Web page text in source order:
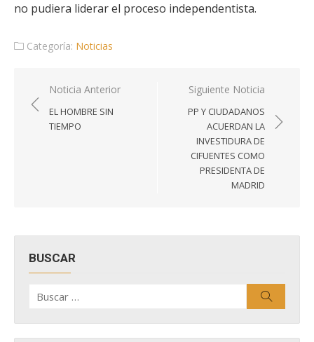
no pudiera liderar el proceso independentista.
Categoría: Noticias
Navegación
de
entradas
Noticia Anterior
EL HOMBRE SIN
TIEMPO
Siguiente Noticia
PP Y CIUDADANOS
ACUERDAN LA
INVESTIDURA DE
CIFUENTES COMO
PRESIDENTA DE
MADRID
BUSCAR
por: